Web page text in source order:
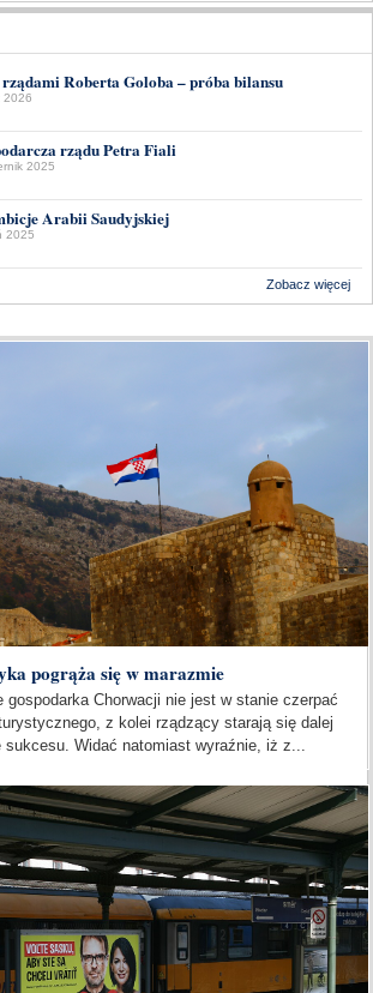
rządami Roberta Goloba – próba bilansu
2026
rządu Petra Fiali
2025
Arabii Saudyjskiej
2025
Zobacz więcej
pogrąża się w marazmie
gospodarka Chorwacji nie jest w stanie czerpać
z kolei rządzący starają się dalej
sukcesu. Widać natomiast wyraźnie, iż z...